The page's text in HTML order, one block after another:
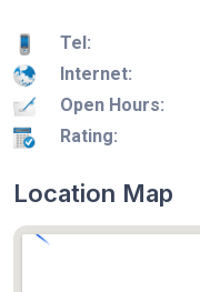
Tel:
Internet:
Open Hours:
Rating:
Location Map